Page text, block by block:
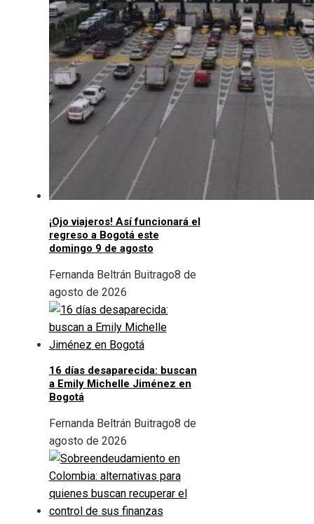
¡Ojo viajeros! Así funcionará el
regreso a Bogotá este
domingo 9 de agosto
Fernanda Beltrán Buitrago8 de
agosto de 2026
16 días desaparecida: buscan
a Emily Michelle Jiménez en
Bogotá
Fernanda Beltrán Buitrago8 de
agosto de 2026